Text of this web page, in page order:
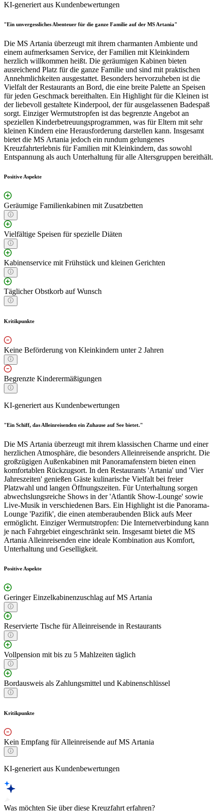
KI-generiert aus Kundenbewertungen
"Ein unvergessliches Abenteuer für die ganze Familie auf der MS Artania"
Die MS Artania überzeugt mit ihrem charmanten Ambiente und
einem aufmerksamen Service, der Familien mit Kleinkindern
herzlich willkommen heißt. Die geräumigen Kabinen bieten
ausreichend Platz für die ganze Familie und sind mit praktischen
Annehmlichkeiten ausgestattet. Besonders hervorzuheben ist die
Vielfalt der Restaurants an Bord, die eine breite Palette an Speisen
für jeden Geschmack bereithalten. Ein Highlight für die Kleinen ist
der liebevoll gestaltete Kinderpool, der für ausgelassenen Badespaß
sorgt. Einziger Wermutstropfen ist das begrenzte Angebot an
speziellen Kinderbetreuungsprogrammen, was für Eltern mit sehr
kleinen Kindern eine Herausforderung darstellen kann. Insgesamt
bietet die MS Artania jedoch ein rundum gelungenes
Kreuzfahrterlebnis für Familien mit Kleinkindern, das sowohl
Entspannung als auch Unterhaltung für alle Altersgruppen bereithält.
Positive Aspekte
Geräumige Familienkabinen mit Zusatzbetten
Vielfältige Speisen für spezielle Diäten
Kabinenservice mit Frühstück und kleinen Gerichten
Täglicher Obstkorb auf Wunsch
Kritikpunkte
Keine Beförderung von Kleinkindern unter 2 Jahren
Begrenzte Kinderermäßigungen
KI-generiert aus Kundenbewertungen
"Ein Schiff, das Alleinreisenden ein Zuhause auf See bietet."
Die MS Artania überzeugt mit ihrem klassischen Charme und einer
herzlichen Atmosphäre, die besonders Alleinreisende anspricht. Die
großzügigen Außenkabinen mit Panoramafenstern bieten einen
komfortablen Rückzugsort. In den Restaurants 'Artania' und 'Vier
Jahreszeiten' genießen Gäste kulinarische Vielfalt bei freier
Platzwahl und langen Öffnungszeiten. Für Unterhaltung sorgen
abwechslungsreiche Shows in der 'Atlantik Show-Lounge' sowie
Live-Musik in verschiedenen Bars. Ein Highlight ist die Panorama-
Lounge 'Pazifik', die einen atemberaubenden Blick aufs Meer
ermöglicht. Einziger Wermutstropfen: Die Internetverbindung kann
je nach Fahrgebiet eingeschränkt sein. Insgesamt bietet die MS
Artania Alleinreisenden eine ideale Kombination aus Komfort,
Unterhaltung und Geselligkeit.
Positive Aspekte
Geringer Einzelkabinenzuschlag auf MS Artania
Reservierte Tische für Alleinreisende in Restaurants
Vollpension mit bis zu 5 Mahlzeiten täglich
Bordausweis als Zahlungsmittel und Kabinenschlüssel
Kritikpunkte
Kein Empfang für Alleinreisende auf MS Artania
KI-generiert aus Kundenbewertungen
Was möchten Sie über diese Kreuzfahrt erfahren?